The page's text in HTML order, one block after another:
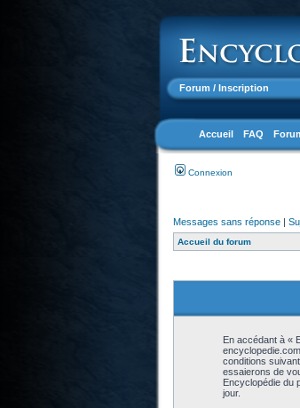
Forum / Inscription
Accueil FAQ
Connexion
Messages sans réponse|
Accueil du forum
En accédant à «
conditions
essaierons de
Encyclopédie du
jour.